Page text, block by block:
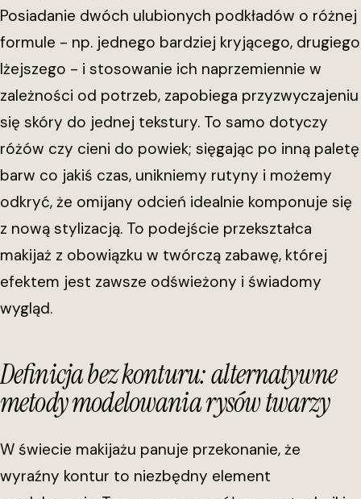
Posiadanie dwóch ulubionych podkładów o różnej
formule - np. jednego bardziej kryjącego, drugiego
lżejszego - i stosowanie ich naprzemiennie w
zależności od potrzeb, zapobiega przyzwyczajeniu
się skóry do jednej tekstury. To samo dotyczy
różów czy cieni do powiek; sięgając po inną paletę
barw co jakiś czas, unikniemy rutyny i możemy
odkryć, że omijany odcień idealnie komponuje się
z nową stylizacją. To podejście przekształca
makijaż z obowiązku w twórczą zabawę, której
efektem jest zawsze odświeżony i świadomy
wygląd.
Definicja bez konturu: alternatywne
metody modelowania rysów twarzy
W świecie makijażu panuje przekonanie, że
wyraźny kontur to niezbędny element